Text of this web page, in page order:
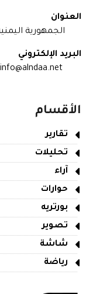
العنوان
الجمهورية
البريد الإلكتروني
info@alndaa.net
الأقسام
تقارير
تحليلات
آراء
حوارات
بورتريه
تصوير
شاشة
رياضة